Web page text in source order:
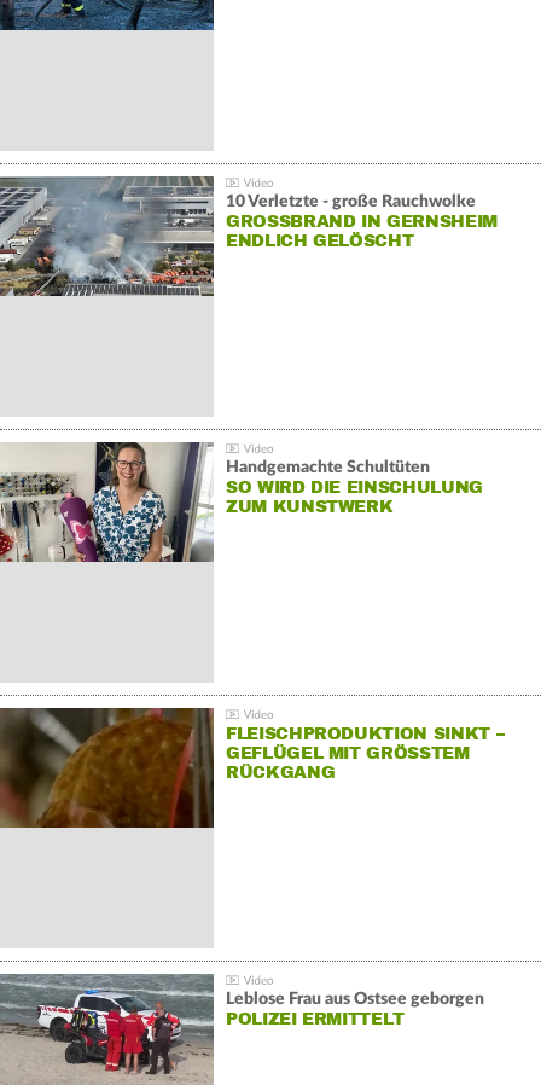
10 Verletzte - große Rauchwolke
GROSSBRAND IN GERNSHEIM E
NDLICH GELÖSCHT
Handgemachte Schultüten
SO WIRD DIE EINSCHULUNG
ZUM KUNSTWERK
FLEISCHPRODUKTION SINKT –
GEFLÜGEL MIT GRÖSSTEM R
ÜCKGANG
Leblose Frau aus Ostsee geborgen
POLIZEI ERMITTELT